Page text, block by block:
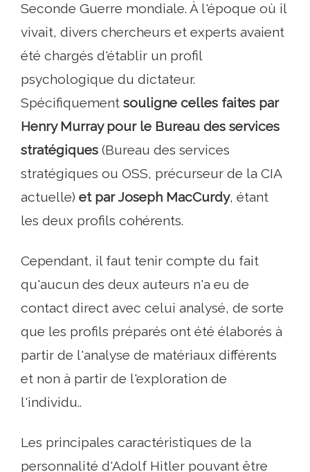
Seconde Guerre mondiale. À l'époque où il
vivait, divers chercheurs et experts avaient
été chargés d'établir un profil
psychologique du dictateur.
Spécifiquement souligne celles faites par
Henry Murray pour le Bureau des services
stratégiques (Bureau des services
stratégiques ou OSS, précurseur de la CIA
actuelle) et par Joseph MacCurdy, étant
les deux profils cohérents.
Cependant, il faut tenir compte du fait
qu'aucun des deux auteurs n'a eu de
contact direct avec celui analysé, de sorte
que les profils préparés ont été élaborés à
partir de l'analyse de matériaux différents
et non à partir de l'exploration de
l'individu..
Les principales caractéristiques de la
personnalité d'Adolf Hitler pouvant être